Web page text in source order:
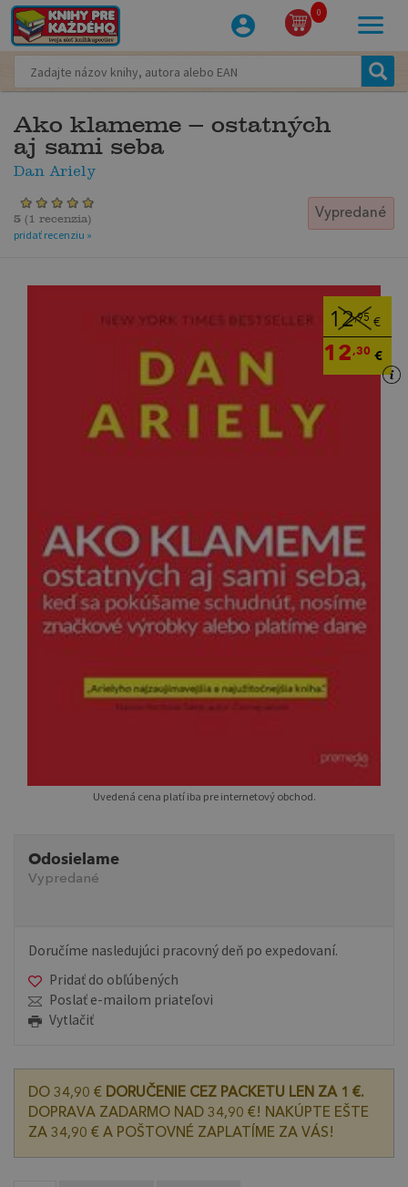
0
Ako klameme – ostatných
aj sami seba
Dan Ariely
Vypredané
5 ( 1 recenzia)
pridať recenziu »
12,95 €
12,30 €
Uvedená cena platí iba pre internetový obchod.
Odosielame
Vypredané
Doručíme nasledujúci pracovný deň po expedovaní.
Pridať do obľúbených
Poslať e-mailom priateľovi
Vytlačiť
DO 34,90 € DORUČENIE CEZ PACKETU LEN ZA 1 €.
DOPRAVA ZADARMO NAD 34,90 €! NAKÚPTE EŠTE
ZA 34,90 € A POŠTOVNÉ ZAPLATÍME ZA VÁS!